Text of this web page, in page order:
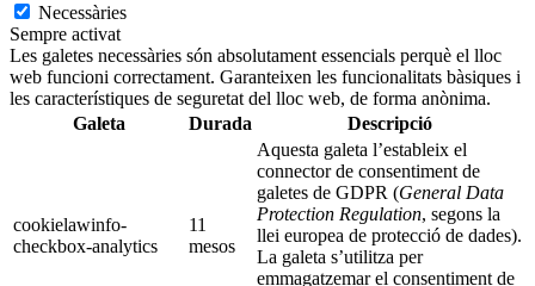
Necessàries
Sempre activat
Les galetes necessàries són absolutament essencials perquè el lloc
web funcioni correctament. Garanteixen les funcionalitats bàsiques i
les característiques de seguretat del lloc web, de forma anònima.
Galeta
Durada Descripció
cookielawinfo-
checkbox-analytics
11
mesos
Aquesta galeta l’estableix el
connector de consentiment de
galetes de GDPR (General Data
Protection Regulation, segons la
llei europea de protecció de dades).
La galeta s’utilitza per
emmagatzemar el consentiment de